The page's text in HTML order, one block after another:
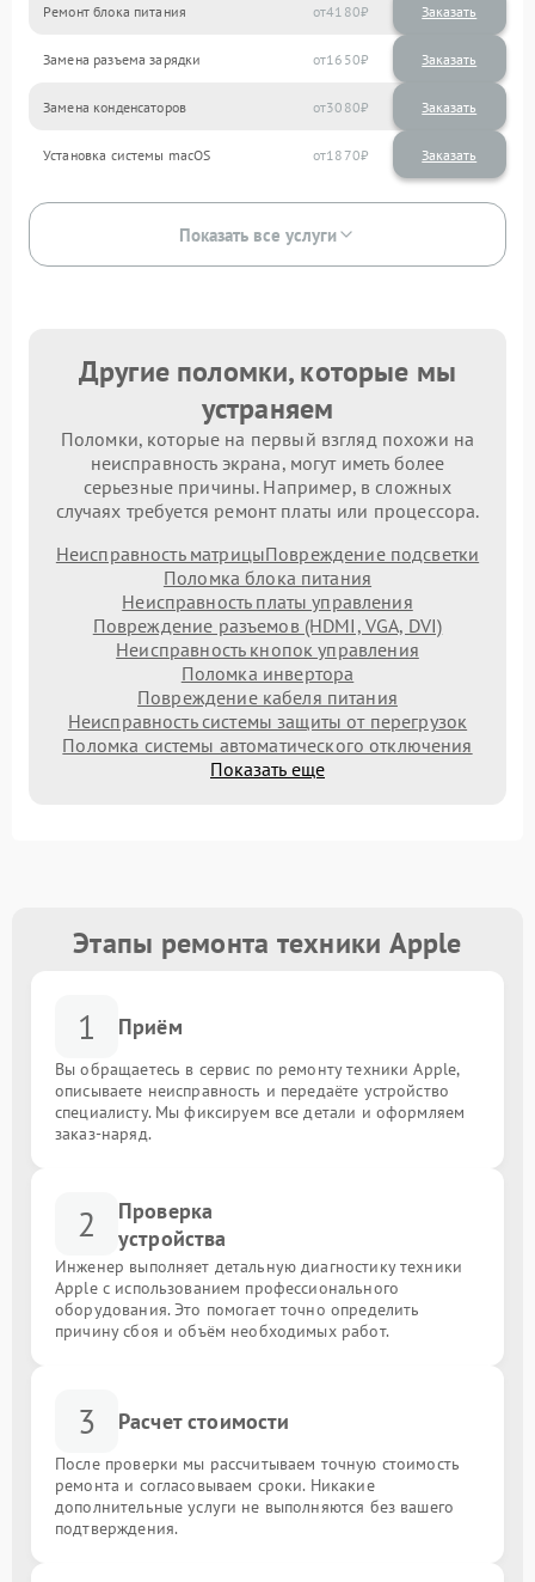
Ремонт блока питания 4180
Замена разъема зарядки 1650
Замена конденсаторов 3080
Установка системы macOS 1870
Показать все услуги
Другие поломки, которые мы
устраняем
Поломки, которые на первый взгляд похожи на
неисправность экрана, могут иметь более
серьезные причины. Например, в сложных
случаях требуется ремонт платы или процессора.
Неисправность матрицыПовреждение подсветки
Поломка блока питания
Неисправность платы управления
Повреждение разъемов (HDMI, VGA, DVI)
Неисправность кнопок управления
Поломка инвертора
Повреждение кабеля питания
Неисправность системы защиты от перегрузок
Поломка системы автоматического отключения
Показать еще
Этапы ремонта техники Apple
1 Приём
Вы обращаетесь в сервис по ремонту техники Apple,
описываете неисправность и передаёте устройство
специалисту. Мы фиксируем все детали и оформляем
заказ-наряд.
2
Проверка
устройства
Инженер выполняет детальную диагностику техники
Apple с использованием профессионального
оборудования. Это помогает точно определить
причину сбоя и объём необходимых работ.
3 Расчет стоимости
После проверки мы рассчитываем точную стоимость
ремонта и согласовываем сроки. Никакие
дополнительные услуги не выполняются без вашего
подтверждения.